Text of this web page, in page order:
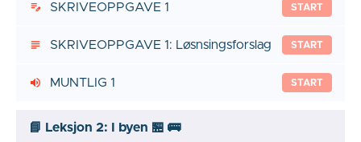
SKRIVEOPPGAVE 1 START
SKRIVEOPPGAVE 1: Løsnsingsforslag START
MUNTLIG 1 START
📘 Leksjon 2: I byen 🏪 🚌